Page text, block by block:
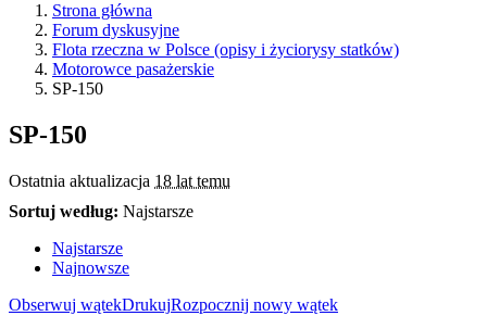
Strona główna
Forum dyskusyjne
Flota rzeczna w Polsce (opisy i życiorysy statków)
Motorowce pasażerskie
SP-150
SP-150
Ostatnia aktualizacja 18 lat temu
Sortuj według: Najstarsze
Najstarsze
Najnowsze
Obserwuj wątekDrukujRozpocznij nowy wątek